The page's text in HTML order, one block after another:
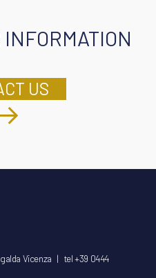
US
Vicenza | tel +39 0444